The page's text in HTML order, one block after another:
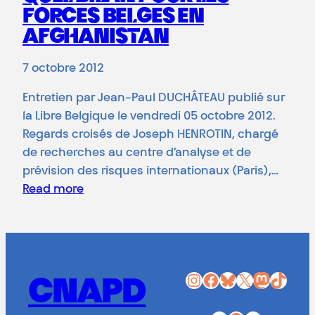
FORCES BELGES EN
AFGHANISTAN
7 octobre 2012
Entretien par Jean-Paul DUCHÂTEAU publié sur
la Libre Belgique le vendredi 05 octobre 2012.
Regards croisés de Joseph HENROTIN, chargé
de recherches au centre d’analyse et de
prévision des risques internationaux (Paris),…
Read more
CNAPD InstagramFacebook Bluesky X Mastodon TikTok